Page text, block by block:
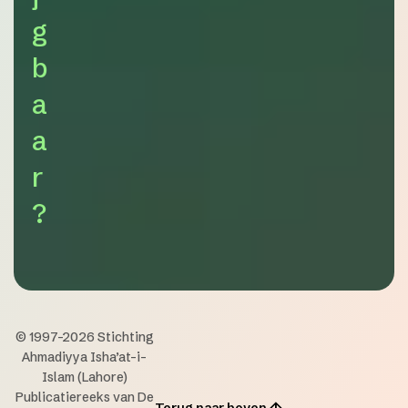
g
b
a
a
r
?
© 1997-2026 Stichting
Ahmadiyya Isha’at-i-
Islam (Lahore)
Publicatiereeks van De